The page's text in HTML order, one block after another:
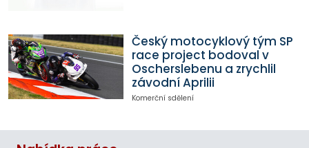
Český motocyklový tým SP
race project bodoval v
Oscherslebenu a zrychlil
závodní Aprilii
Komerční sdělení